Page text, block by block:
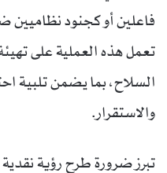
فاعلين أو كجنود
تعمل هذه العملية على
السلاح، بما يضمن تلبية
والاستقرار.
تبرز ضرورة طرح رؤية